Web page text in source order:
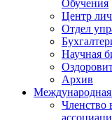
Обучения
Центр
Отдел
Научная
Архив
Международная
Членство